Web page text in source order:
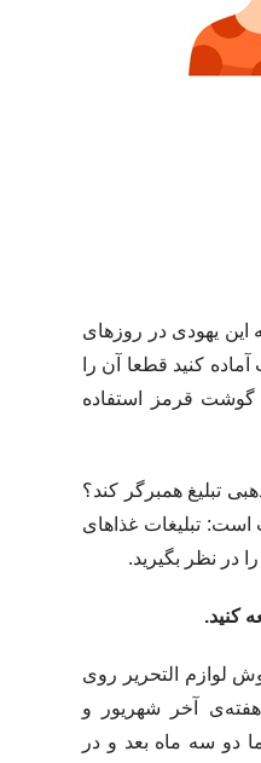
این یهودی در روزهای
کنید قطعا آن را
گوشت قرمز استفاده
تبلیغ همبرگر کند؟
است: تبلیغات غذاهای
در نظر بگیرید.
کنید.
لوازم التحریر روی
آخر شهریور و
دو سه ماه بعد و در